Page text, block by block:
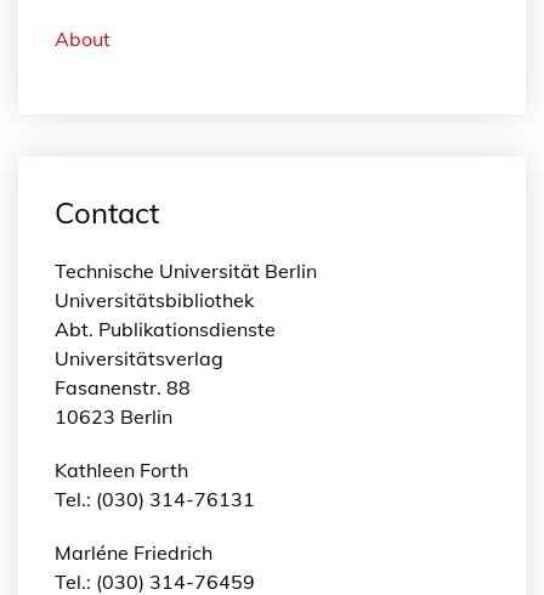
About
Contact
Technische Universität Berlin
Universitätsbibliothek
Abt. Publikationsdienste
Universitätsverlag
Fasanenstr. 88
10623 Berlin
Kathleen Forth
Tel.: (030) 314-76131
Marléne Friedrich
Tel.: (030) 314-76459